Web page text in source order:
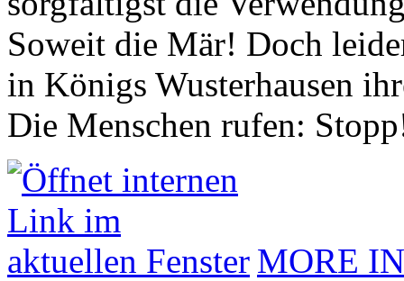
Soweit die Mär! Doch
in Königs Wusterhausen
Die Menschen rufen:
MORE